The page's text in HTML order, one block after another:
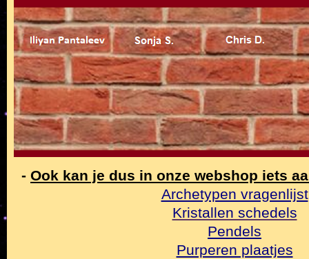
- Ook kan je dus in onze webshop iets
Archetypen vragenlijst
Kristallen schedels
Pendels
Purperen plaatjes